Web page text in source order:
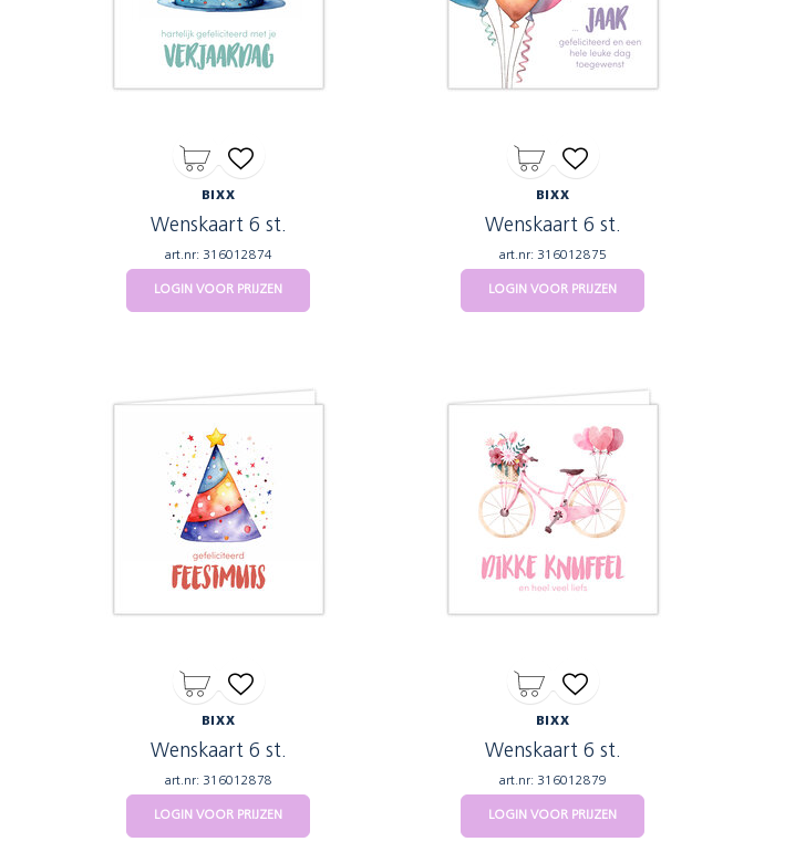
BIXX
Wenskaart 6 st.
art.nr: 316012874
LOGIN VOOR PRIJZEN
BIXX
Wenskaart 6 st.
art.nr: 316012875
LOGIN VOOR PRIJZEN
BIXX
Wenskaart 6 st.
art.nr: 316012878
LOGIN VOOR PRIJZEN
BIXX
Wenskaart 6 st.
art.nr: 316012879
LOGIN VOOR PRIJZEN